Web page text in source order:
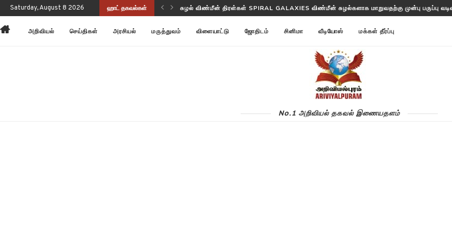
Saturday, August 8 2026 ஹாட் தகவல்கள் சுழல் விண்மீன் திரள்கள் SPIRAL GALAXIES விண்மீன் சுழல்களாக மாறுவதற்கு முன்பு பருப்பு
அறிவியல் செய்திகள் அரசியல் மருத்துவம் விளையாட்டு ஜோதிடம் சினிமா வீடியோஸ் மக்கள் தீர்ப்பு
No.1 அறிவியல் தகவல் இணையதளம்